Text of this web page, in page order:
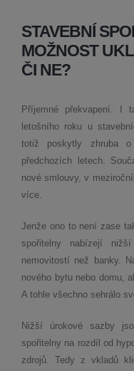
STAVEBNÍ
MOŽNOST
ČI NE?
Příjemné překvapení. I
letošního roku u
totiž poskytly zhruba
předchozích letech.
nové smlouvy, v
více.
Jenže ono to není zase
spořitelny nabízejí
nemovitostí než banky.
nového bytu nebo domu,
A tohle všechno sehrálo
Nižší úrokové sazby
spořitelny na rozdíl od
zdrojů. Tedy z vkladů